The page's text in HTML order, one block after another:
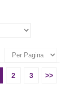
2 3 >>